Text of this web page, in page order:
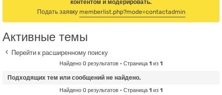
контентом и модерировать.
Подать заявку memberlist.php?mode=contactadmin
Активные темы
Перейти к расширенному поиску
Найдено 0 результатов • Страница 1 из 1
Подходящих тем или сообщений не найдено.
Найдено 0 результатов • Страница 1 из 1